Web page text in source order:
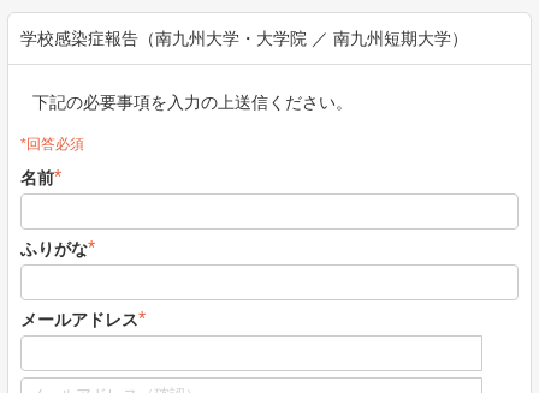
学校感染症報告（南九州大学・大学院 ／ 南九州短期大学）
下記の必要事項を入力の上送信ください。
*回答必須
名前*
ふりがな*
メールアドレス*